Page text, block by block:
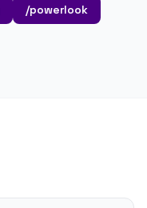
/powerlook